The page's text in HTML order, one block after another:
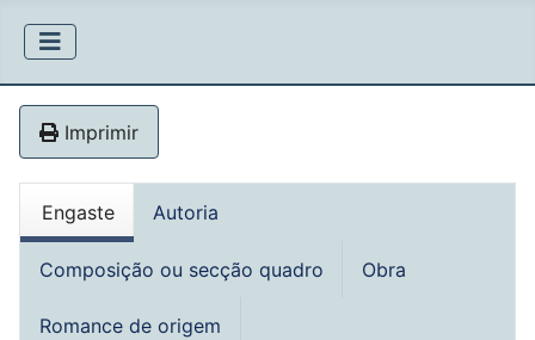
Imprimir
Engaste Autoria
Composição ou secção quadro Obra
Romance de origem